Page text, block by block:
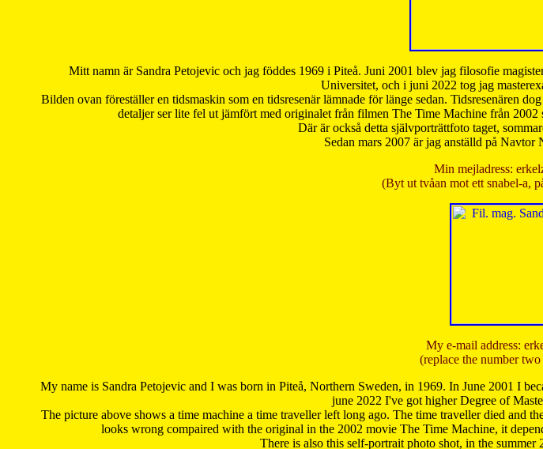
Mitt namn är Sandra Petojevic och jag föddes 1969 i Piteå. Juni 2001 blev jag filosofie
Universitet, och i juni 2022 tog jag
Bilden ovan föreställer en tidsmaskin som en tidsresenär lämnade för länge sedan. Tidsresenären
detaljer ser lite fel ut jämfört med originalet från filmen The Time Machine från
Där är också detta självporträttfoto taget,
Sedan mars 2007 är jag anställd på
Min mejladress:
(Byt ut tvåan mot ett snabel-a,
My e-mail address:
(replace the number
My name is Sandra Petojevic and I was born in Piteå, Northern Sweden, in 1969. In June 2001 I
june 2022 I've got higher Degree of
The picture above shows a time machine a time traveller left long ago. The time traveller died and
looks wrong compaired with the original in the 2002 movie The Time Machine, it
There is also this self-portrait photo shot, in the